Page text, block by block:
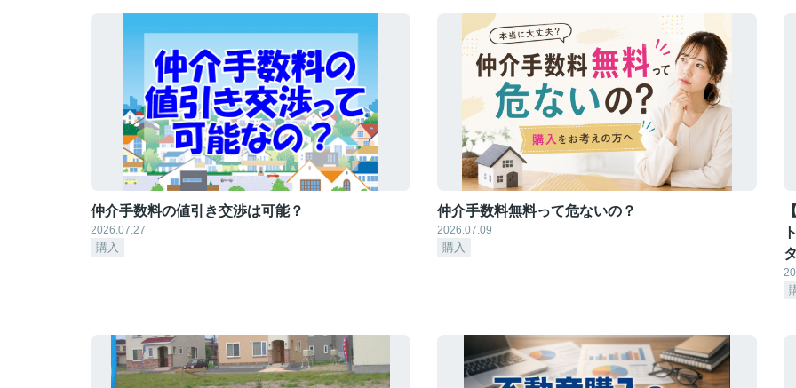
仲介手数料の値引き交渉は可能？
2026.07.27
購入
仲介手数料無料って危ないの？
2026.07.09
購入